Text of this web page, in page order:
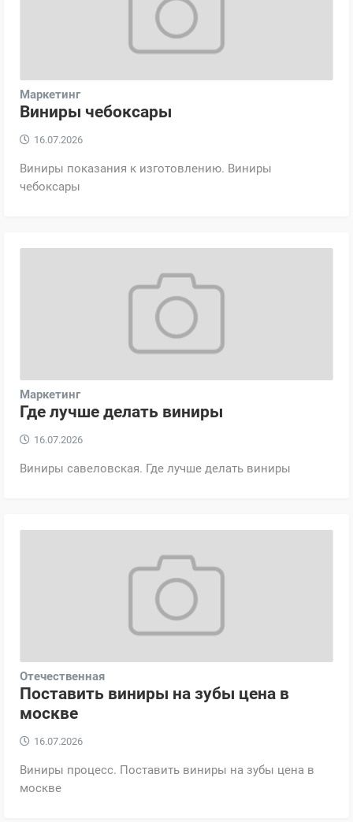
Маркетинг
Виниры чебоксары
16.07.2026
Виниры показания к изготовлению. Виниры
чебоксары
Маркетинг
Где лучше делать виниры
16.07.2026
Виниры савеловская. Где лучше делать виниры
Отечественная
Поставить виниры на зубы цена в
москве
16.07.2026
Виниры процесс. Поставить виниры на зубы цена в
москве